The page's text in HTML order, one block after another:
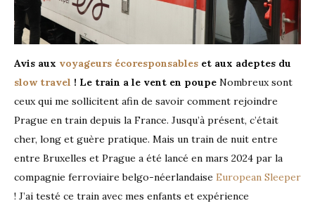
Avis aux voyageurs écoresponsables et aux adeptes du
slow travel ! Le train a le vent en poupe Nombreux sont
ceux qui me sollicitent afin de savoir comment rejoindre
Prague en train depuis la France. Jusqu’à présent, c’était
cher, long et guère pratique. Mais un train de nuit entre
entre Bruxelles et Prague a été lancé en mars 2024 par la
compagnie ferroviaire belgo-néerlandaise European Sleeper
! J’ai testé ce train avec mes enfants et expérience